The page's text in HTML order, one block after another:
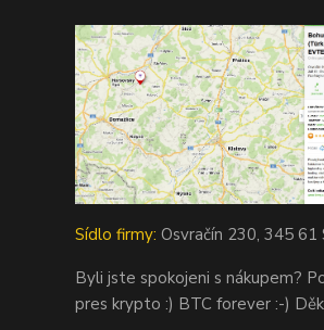
Sídlo firmy: Osvračín 230, 345 61
Byli jste spokojeni s nákupem?
pres krypto :) BTC forever :-)